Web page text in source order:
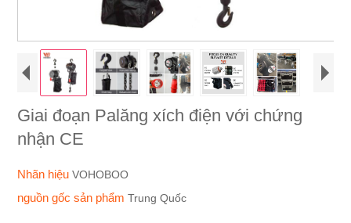
Giai đoạn Palăng xích điện với chứng
nhận CE
Nhãn hiệuVOHOBOO
nguồn gốc sản phẩmTrung Quốc